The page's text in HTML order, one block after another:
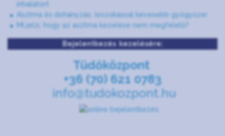
inhalátort
Asztma és dohányzás: leszokással kevesebb gyógyszer
Mi jelzi, hogy az asztma kezelése nem megfelelő?
Bejelentkezés kezelésére:
Tüdőközpont
+36 (70) 621 0783
info@tudokozpont.hu